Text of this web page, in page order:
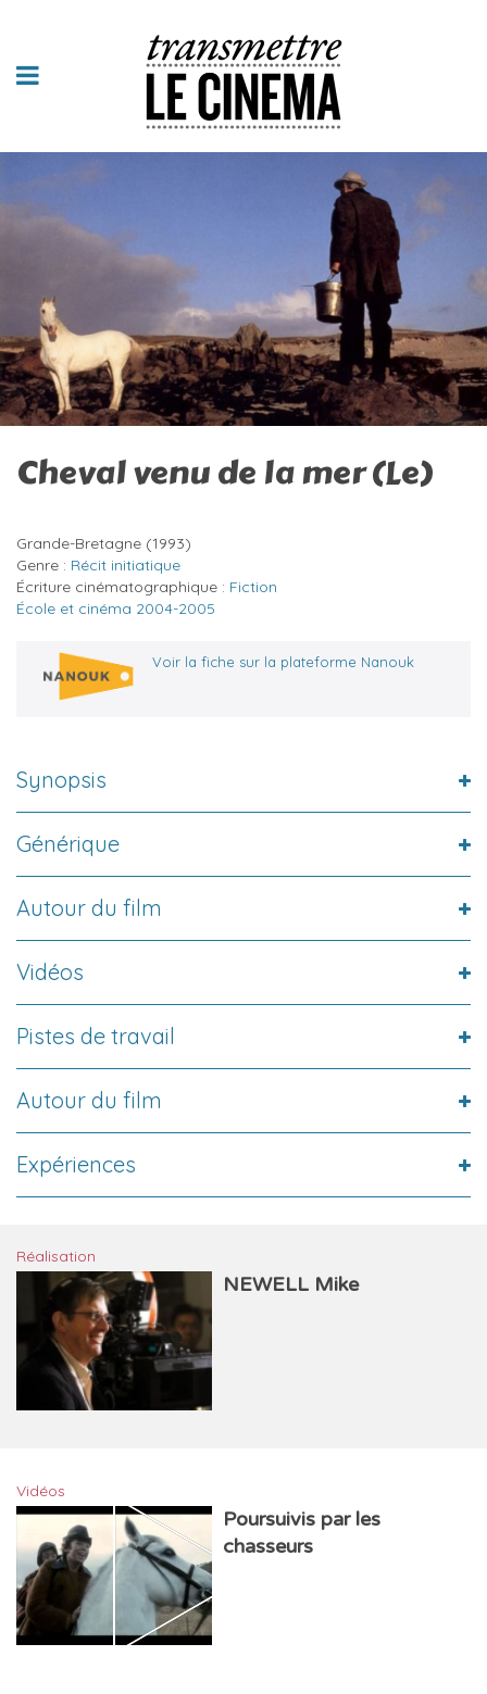
Cheval venu de la mer (Le)
Grande-Bretagne (1993)
Genre : Récit initiatique
Écriture cinématographique : Fiction
École et cinéma 2004-2005
Voir la fiche sur la plateforme Nanouk
Synopsis
Générique
Autour du film
Vidéos
Pistes de travail
Autour du film
Expériences
Réalisation
NEWELL Mike
Vidéos
Poursuivis par les
chasseurs